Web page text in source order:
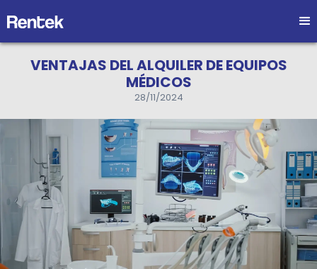
VENTAJAS DEL ALQUILER DE EQUIPOS
MÉDICOS
28/11/2024